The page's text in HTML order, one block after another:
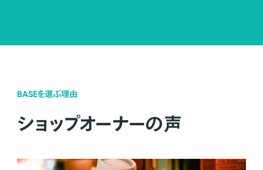
BASEを選ぶ理由
ショップオーナーの声